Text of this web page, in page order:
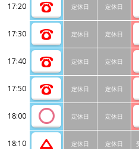
17:20 定休日 定休日
17:30 定休日 定休日
17:40 定休日 定休日
17:50 定休日 定休日
18:00 定休日 定休日
18:10 定休日 定休日